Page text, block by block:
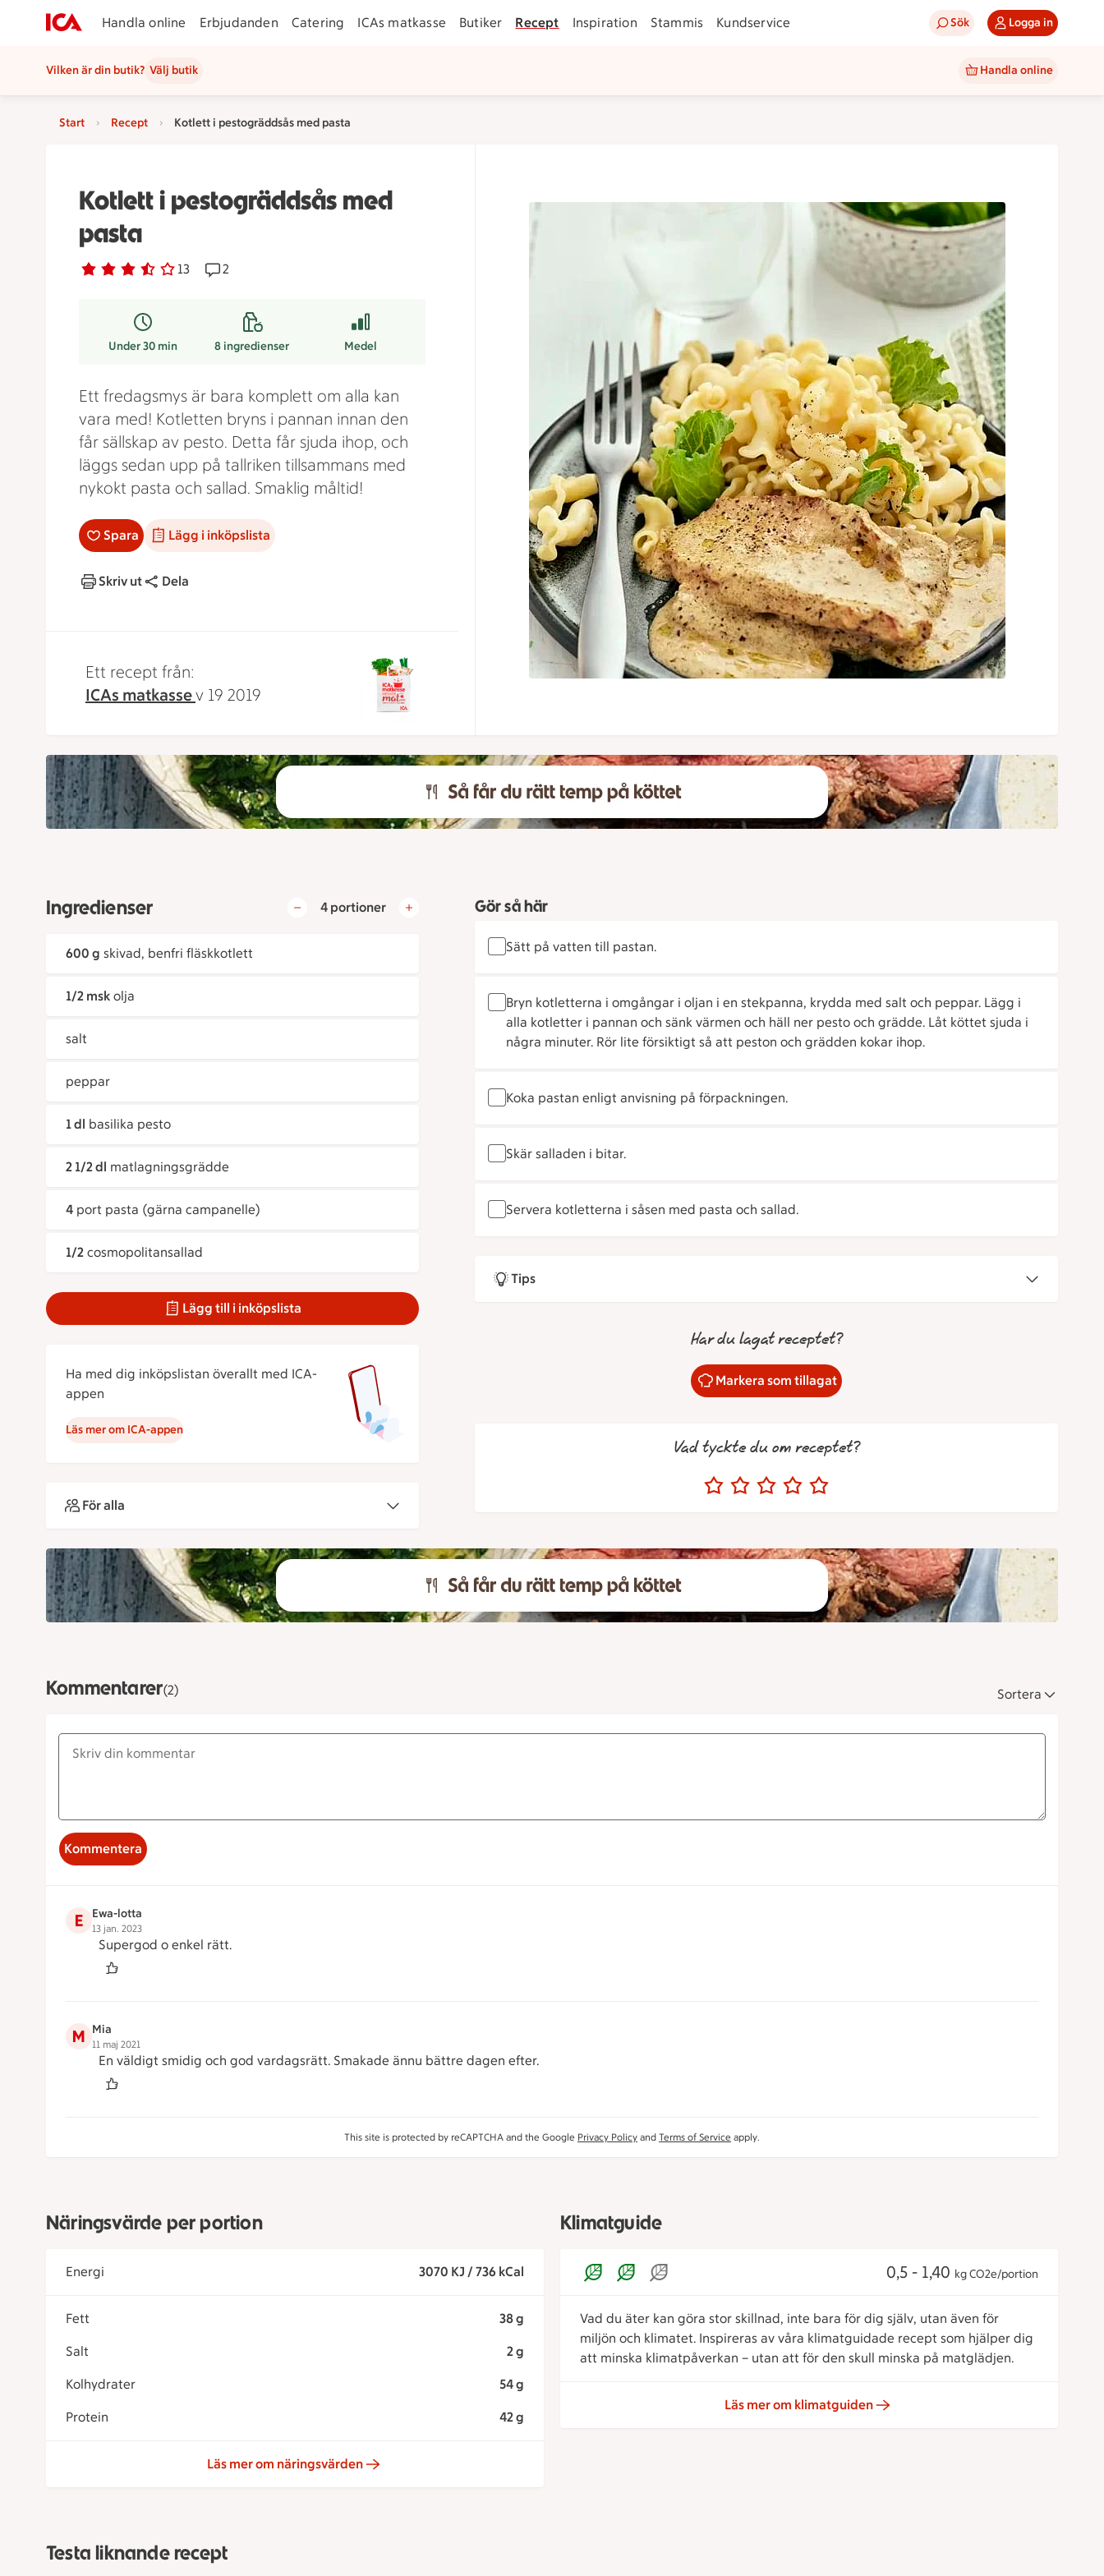
Handla online Erbjudanden Catering ICAs matkasse Butiker Recept Inspiration Stammis Kundservice Sök Logga in
Vilken är din butik? Välj butik Handla online
Start Recept Kotlett i pestogräddsås med pasta
Kotlett i pestogräddsås med
pasta
Betyg 3.4 av 5. 13
13 personer har röstatReceptet har 2 kommentarer
2
Under 30 min 8ingredienser Medel
Ett fredagsmys är bara komplett om alla kan
vara med! Kotletten bryns i pannan innan den
får sällskap av pesto. Detta får sjuda ihop, och
läggs sedan upp på tallriken tillsammans med
nykokt pasta och sallad. Smaklig måltid!
Spara Lägg i inköpslista
Skriv ut Dela
Ett recept från:
ICAs matkassev 19 2019
Ingredienser 4 portioner
600 g skivad, benfri fläskkotlett
1/2 msk olja
salt
peppar
1 dl basilika pesto
2 1/2 dl matlagningsgrädde
4 port pasta (gärna campanelle)
1/2 cosmopolitansallad
Lägg till i inköpslista
Ha med dig inköpslistan överallt med ICA-
appen
Läs mer om ICA-appen
För alla
Gör så här
Sätt på vatten till pastan.
Bryn kotletterna i omgångar i oljan i en stekpanna, krydda med salt och peppar. Lägg i
alla kotletter i pannan och sänk värmen och häll ner pesto och grädde. Låt köttet sjuda i
några minuter. Rör lite försiktigt så att peston och grädden kokar ihop.
Koka pastan enligt anvisning på förpackningen.
Skär salladen i bitar.
Servera kotletterna i såsen med pasta och sallad.
Tips
Har du lagat receptet?
Markera som tillagat
Vad tyckte du om receptet?
Kommentarer(2) Sortera
Kommentera
E Ewa-lotta
13 jan. 2023
Supergod o enkel rätt.
M Mia
11 maj 2021
En väldigt smidig och god vardagsrätt. Smakade ännu bättre dagen efter.
This site is protected by reCAPTCHA and the Google Privacy Policy and Terms of Service apply.
Näringsvärde per portion
Energi 3070 KJ / 736 kCal
Fett 38 g
Salt 2 g
Kolhydrater 54 g
Protein 42 g
Läs mer om näringsvärden
Klimatguide
0,5 - 1,40 kg CO2e/portion
Vad du äter kan göra stor skillnad, inte bara för dig själv, utan även för
miljön och klimatet. Inspireras av våra klimatguidade recept som hjälper dig
att minska klimatpåverkan – utan att för den skull minska på matglädjen.
Läs mer om klimatguiden
Testa liknande recept